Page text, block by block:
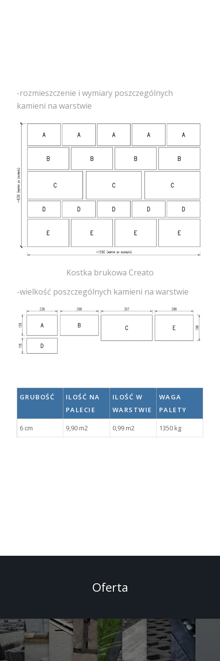
-rozmieszczenie i wymiary poszczególnych
kamieni na warstwie
Kostka brukowa Creato
-wielkość poszczególnych kamieni na warstwie
GRUBOŚĆ
ILOŚĆ NA
PALECIE
ILOŚĆ W
WARSTWIE
WAGA
PALETY
6 cm 9,90 m2 0,99 m2 1350 kg
Oferta